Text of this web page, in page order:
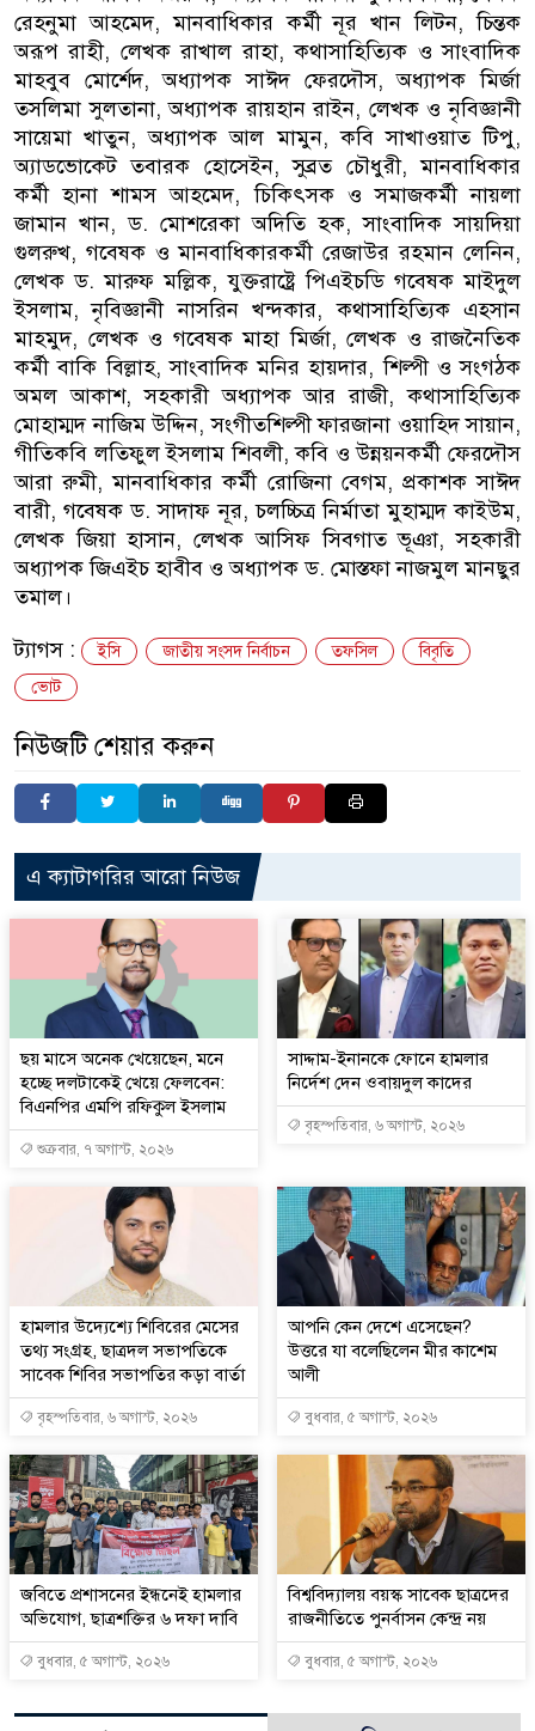
রেহনুমা আহমেদ, মানবাধিকার কর্মী নূর খান লিটন, চিন্তক
অরূপ রাহী, লেখক রাখাল রাহা, কথাসাহিত্যিক ও সাংবাদিক
মাহবুব মোর্শেদ, অধ্যাপক সাঈদ ফেরদৌস, অধ্যাপক মির্জা
তসলিমা সুলতানা, অধ্যাপক রায়হান রাইন, লেখক ও নৃবিজ্ঞানী
সায়েমা খাতুন, অধ্যাপক আল মামুন, কবি সাখাওয়াত টিপু,
অ্যাডভোকেট তবারক হোসেইন, সুব্রত চৌধুরী, মানবাধিকার
কর্মী হানা শামস আহমেদ, চিকিৎসক ও সমাজকর্মী নায়লা
জামান খান, ড. মোশরেকা অদিতি হক, সাংবাদিক সায়দিয়া
গুলরুখ, গবেষক ও মানবাধিকারকর্মী রেজাউর রহমান লেনিন,
লেখক ড. মারুফ মল্লিক, যুক্তরাষ্ট্রে পিএইচডি গবেষক মাইদুল
ইসলাম, নৃবিজ্ঞানী নাসরিন খন্দকার, কথাসাহিত্যিক এহ্সান
মাহমুদ, লেখক ও গবেষক মাহা মির্জা, লেখক ও রাজনৈতিক
কর্মী বাকি বিল্লাহ, সাংবাদিক মনির হায়দার, শিল্পী ও সংগঠক
অমল আকাশ, সহকারী অধ্যাপক আর রাজী, কথাসাহিত্যিক
মোহাম্মদ নাজিম উদ্দিন, সংগীতশিল্পী ফারজানা ওয়াহিদ সায়ান,
গীতিকবি লতিফুল ইসলাম শিবলী, কবি ও উন্নয়নকর্মী ফেরদৌস
আরা রুমী, মানবাধিকার কর্মী রোজিনা বেগম, প্রকাশক সাঈদ
বারী, গবেষক ড. সাদাফ নূর, চলচ্চিত্র নির্মাতা মুহাম্মদ কাইউম,
লেখক জিয়া হাসান, লেখক আসিফ সিবগাত ভূঞা, সহকারী
অধ্যাপক জিএইচ হাবীব ও অধ্যাপক ড. মোস্তফা নাজমুল মানছুর
তমাল।
ট্যাগস :
ইসি জাতীয় সংসদ নির্বাচন তফসিল
বিবৃতি
ভোট
নিউজটি শেয়ার করুন
এ ক্যাটাগরির আরো নিউজ
ছয় মাসে অনেক খেয়েছেন, মনে
হচ্ছে দলটাকেই খেয়ে ফেলবেন:
বিএনপির এমপি রফিকুল ইসলাম
শুক্রবার, ৭ অগাস্ট, ২০২৬
সাদ্দাম-ইনানকে ফোনে হামলার
নির্দেশ দেন ওবায়দুল কাদের
বৃহস্পতিবার, ৬ অগাস্ট, ২০২৬
হামলার উদ্যেশ্যে শিবিরের মেসের
তথ্য সংগ্রহ, ছাত্রদল সভাপতিকে
সাবেক শিবির সভাপতির কড়া বার্তা
বৃহস্পতিবার, ৬ অগাস্ট, ২০২৬
আপনি কেন দেশে এসেছেন?
উত্তরে যা বলেছিলেন মীর কাশেম
আলী
বুধবার, ৫ অগাস্ট, ২০২৬
জবিতে প্রশাসনের ইন্ধনেই হামলার
অভিযোগ, ছাত্রশক্তির ৬ দফা দাবি
বুধবার, ৫ অগাস্ট, ২০২৬
বিশ্ববিদ্যালয় বয়স্ক সাবেক ছাত্রদের
রাজনীতিতে পুনর্বাসন কেন্দ্র নয়
বুধবার, ৫ অগাস্ট, ২০২৬